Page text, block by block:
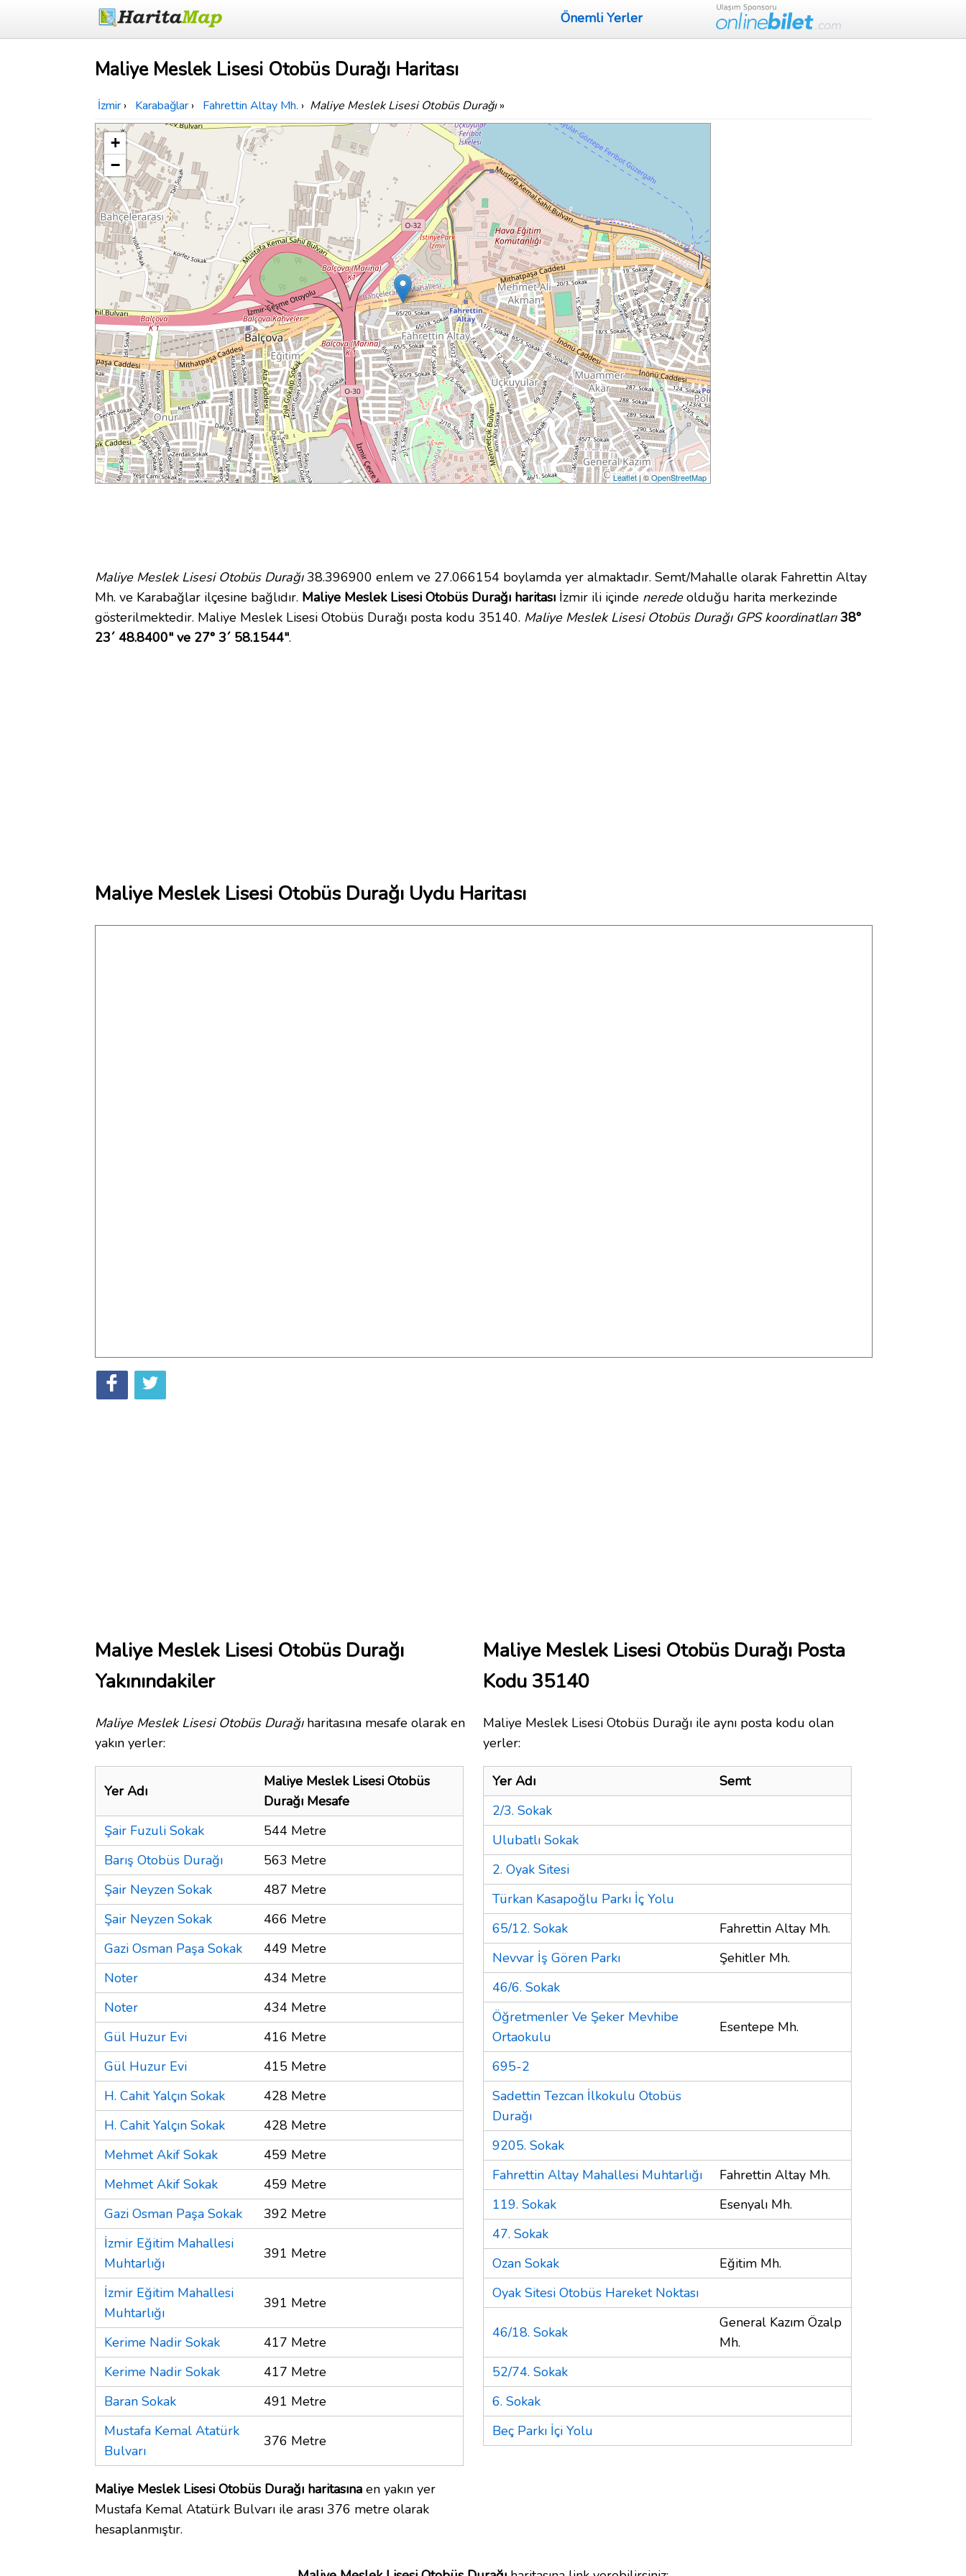
Önemli Yerler
Maliye Meslek Lisesi Otobüs Durağı Haritası
İzmir › Karabağlar › Fahrettin Altay Mh. › Maliye Meslek Lisesi Otobüs Durağı»
+
−
Leaflet| ©OpenStreetMap
Maliye Meslek Lisesi Otobüs Durağı38.396900 enlem ve 27.066154 boylamda yer almaktadır. Semt/Mahalle olarak Fahrettin Altay
Mh. ve Karabağlar ilçesine bağlıdır. Maliye Meslek Lisesi Otobüs Durağı haritası İzmir ili içinde neredeolduğu harita merkezinde
gösterilmektedir. Maliye Meslek Lisesi Otobüs Durağı posta kodu 35140. Maliye Meslek Lisesi Otobüs Durağı GPS koordinatları 38°
23´ 48.8400" ve 27° 3´ 58.1544".
Maliye Meslek Lisesi Otobüs Durağı Uydu Haritası
Maliye Meslek Lisesi Otobüs Durağı
Yakınındakiler
Maliye Meslek Lisesi Otobüs Durağıharitasına mesafe olarak en
yakın yerler:
Yer Adı
Maliye Meslek Lisesi Otobüs
Durağı Mesafe
Şair Fuzuli Sokak
544 Metre
Barış Otobüs Durağı
563 Metre
Şair Neyzen Sokak
487 Metre
Şair Neyzen Sokak
466 Metre
Gazi Osman Paşa Sokak
449 Metre
Noter
434 Metre
Noter
434 Metre
Gül Huzur Evi
416 Metre
Gül Huzur Evi
415 Metre
H. Cahit Yalçın Sokak
428 Metre
H. Cahit Yalçın Sokak
428 Metre
Mehmet Akif Sokak
459 Metre
Mehmet Akif Sokak
459 Metre
Gazi Osman Paşa Sokak
392 Metre
İzmir Eğitim Mahallesi
Muhtarlığı
391 Metre
İzmir Eğitim Mahallesi
Muhtarlığı
391 Metre
Kerime Nadir Sokak
417 Metre
Kerime Nadir Sokak
417 Metre
Baran Sokak
491 Metre
Mustafa Kemal Atatürk
Bulvarı
376 Metre
Maliye Meslek Lisesi Otobüs Durağı haritasına en yakın yer
Mustafa Kemal Atatürk Bulvarı ile arası 376 metre olarak
hesaplanmıştır.
Maliye Meslek Lisesi Otobüs Durağı Posta
Kodu 35140
Maliye Meslek Lisesi Otobüs Durağı ile aynı posta kodu olan
yerler:
Yer Adı
Semt
2/3. Sokak
Ulubatlı Sokak
2. Oyak Sitesi
Türkan Kasapoğlu Parkı İç Yolu
65/12. Sokak
Fahrettin Altay Mh.
Nevvar İş Gören Parkı
Şehitler Mh.
46/6. Sokak
Öğretmenler Ve Şeker Mevhibe
Ortaokulu
Esentepe Mh.
695-2
Sadettin Tezcan İlkokulu Otobüs
Durağı
9205. Sokak
Fahrettin Altay Mahallesi Muhtarlığı
Fahrettin Altay Mh.
119. Sokak
Esenyalı Mh.
47. Sokak
Ozan Sokak
Eğitim Mh.
Oyak Sitesi Otobüs Hareket Noktası
46/18. Sokak
General Kazım Özalp
Mh.
52/74. Sokak
6. Sokak
Beç Parkı İçi Yolu